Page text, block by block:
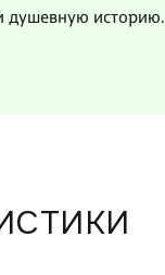
душевную историю.